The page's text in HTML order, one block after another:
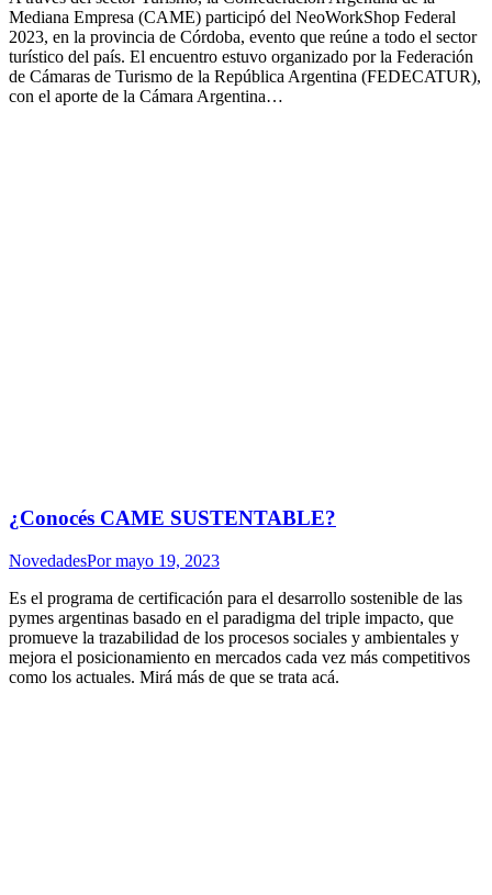
Mediana Empresa (CAME) participó del NeoWorkShop Federal
2023, en la provincia de Córdoba, evento que reúne a todo el sector
turístico del país. El encuentro estuvo organizado por la Federación
de Cámaras de Turismo de la República Argentina (FEDECATUR),
con el aporte de la Cámara Argentina…
¿Conocés CAME SUSTENTABLE?
NovedadesPormayo 19, 2023
Es el programa de certificación para el desarrollo sostenible de las
pymes argentinas basado en el paradigma del triple impacto, que
promueve la trazabilidad de los procesos sociales y ambientales y
mejora el posicionamiento en mercados cada vez más competitivos
como los actuales. Mirá más de que se trata acá.